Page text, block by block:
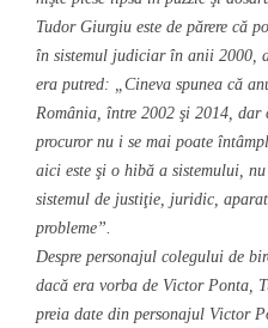
Tudor Giurgiu este de părere că
în sistemul judiciar în anii 2000,
era putred: „Cineva spunea că
România, între 2002 şi 2014,
procuror nu i se mai poate
aici este şi o hibă a sistemului,
sistemul de justiţie, juridic,
probleme”.
Despre personajul colegului de
dacă era vorba de Victor Ponta,
preia date din personajul Victor